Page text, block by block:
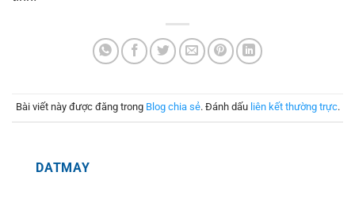
Bài viết này được đăng trong Blog chia sẻ. Đánh dấu liên kết thường trực.
DATMAY